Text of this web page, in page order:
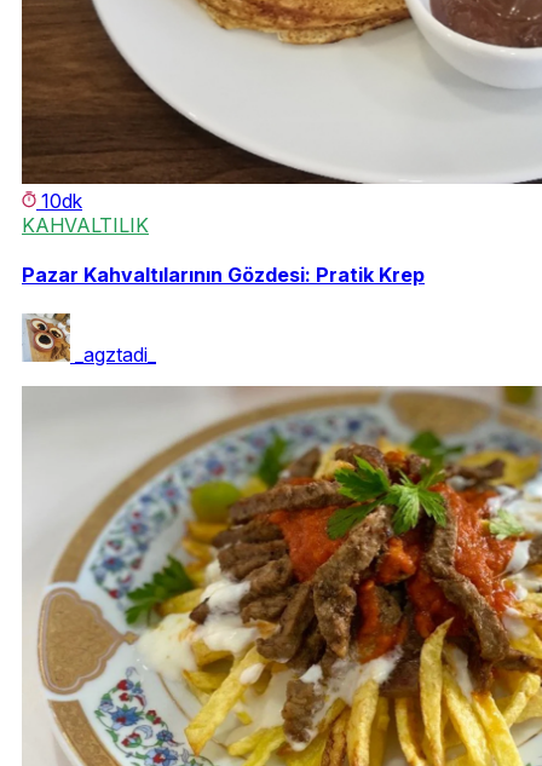
10dk
KAHVALTILIK
Pazar Kahvaltılarının Gözdesi: Pratik Krep
_agztadi_